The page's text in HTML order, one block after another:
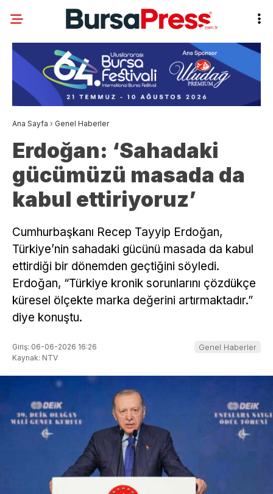
Ana Sayfa › Genel Haberler
Erdoğan: ‘Sahadaki
gücümüzü masada da
kabul ettiriyoruz’
Cumhurbaşkanı Recep Tayyip Erdoğan,
Türkiye’nin sahadaki gücünü masada da kabul
ettirdiği bir dönemden geçtiğini söyledi.
Erdoğan, “Türkiye kronik sorunlarını çözdükçe
küresel ölçekte marka değerini artırmaktadır.”
diye konuştu.
Giriş: 06-06-2026 16:26
Kaynak: NTV
Genel Haberler